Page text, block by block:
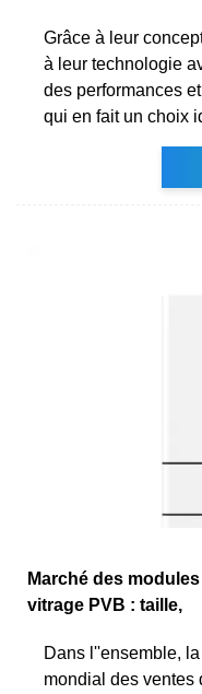
Grâce à leur
à leur technologie
des performances
qui en fait un choix
Marché des
vitrage PVB : taille,
Dans l''ensemble,
mondial des ventes